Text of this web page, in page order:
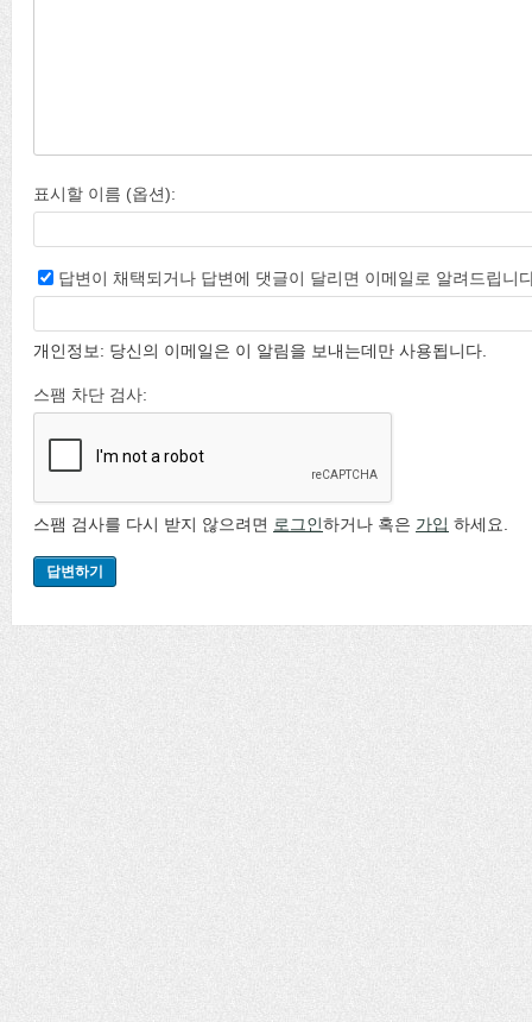
표시할 이름 (옵션):
답변이 채택되거나 답변에 댓글이 달리면 이메일로 알려드립니
개인정보: 당신의 이메일은 이 알림을 보내는데만 사용됩니다.
스팸 차단 검사:
스팸 검사를 다시 받지 않으려면 로그인하거나 혹은 가입 하세요.